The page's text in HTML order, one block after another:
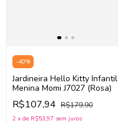
-40%
Jardineira Hello Kitty Infantil
Menina Momi J7027 (Rosa)
R$107,94 R$179,90
2 x de R$53,97 sem juros